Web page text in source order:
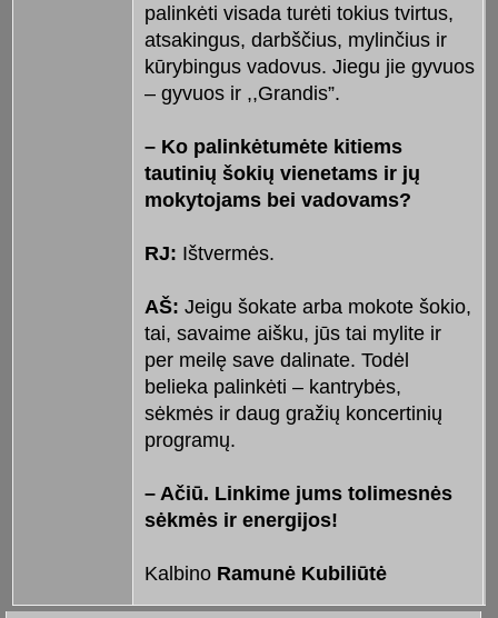
palinkėti visada turėti tokius tvirtus,
atsakingus, darbščius, mylinčius ir
kūrybingus vadovus. Jiegu jie gyvuos
– gyvuos ir ,,Grandis”.
– Ko palinkėtumėte kitiems
tautinių šokių vienetams ir jų
mokytojams bei vadovams?
RJ: Ištvermės.
AŠ: Jeigu šokate arba mokote šokio,
tai, savaime aišku, jūs tai mylite ir
per meilę save dalinate. Todėl
belieka palinkėti – kantrybės,
sėkmės ir daug gražių koncertinių
programų.
– Ačiū. Linkime jums tolimesnės
sėkmės ir energijos!
KalbinoRamunė Kubiliūtė